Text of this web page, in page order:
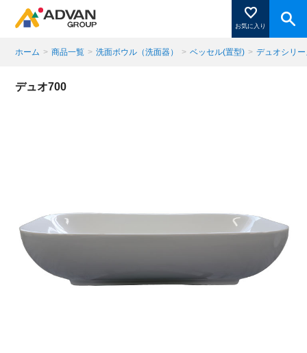
お気に入り
商品ページにある「お気に入り登録」を押すと登録した
ホーム > 商品一覧 > 洗面ボウル（洗面器） > ベッセル(置型) > デュオシリ
デュオ700